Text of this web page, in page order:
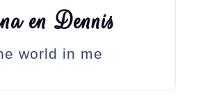
Outlook Live
en Dennis
world in me